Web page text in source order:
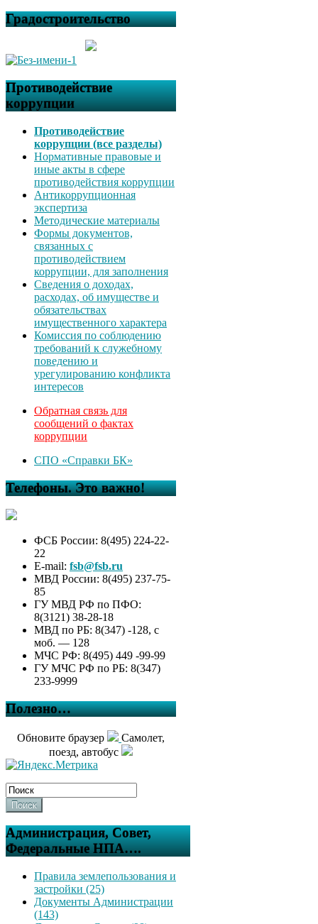
Градостроительство
Противодействие
коррупции
Противодействие
коррупции (все разделы)
Нормативные правовые и
иные акты в сфере
противодействия коррупции
Антикоррупционная
экспертиза
Методические материалы
Формы документов,
связанных с
противодействием
коррупции, для заполнения
Сведения о доходах,
расходах, об имуществе и
обязательствах
имущественного характера
Комиссия по соблюдению
требований к служебному
поведению и
урегулированию конфликта
интересов
Обратная связь для
сообщений о фактах
коррупции
СПО «Справки БК»
Телефоны. Это важно!
ФСБ России: 8(495) 224-22-
22
E-mail: fsb@fsb.ru
МВД России: 8(495) 237-75-
85
ГУ МВД РФ по ПФО:
8(3121) 38-28-18
МВД по РБ: 8(347) -128, с
моб. — 128
МЧС РФ: 8(495) 449 -99-99
ГУ МЧС РФ по РБ: 8(347)
233-9999
Полезно…
Обновите браузер
Самолет,
поезд, автобус
Поиск
Администрация, Совет,
Федеральные НПА….
Правила землепользования и
застройки (25)
Документы Администрации
(143)